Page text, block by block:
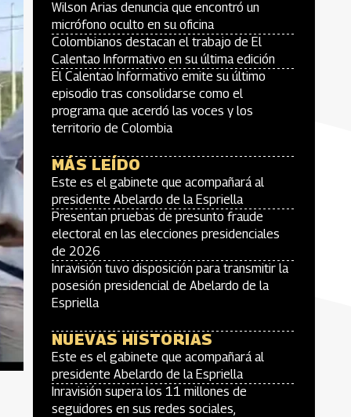
Wilson Arias denuncia que encontró un
micrófono oculto en su oficina
Colombianos destacan el trabajo de El
Calentao Informativo en su última edición
El Calentao Informativo emite su último
episodio tras consolidarse como el
programa que acerdó las voces y los
territorio de Colombia
MÁS LEÍDO
Este es el gabinete que acompañará al
presidente Abelardo de la Espriella
Presentan pruebas de presunto fraude
electoral en las elecciones presidenciales
de 2026
Inravisión tuvo disposición para transmitir la
posesión presidencial de Abelardo de la
Espriella
NUEVAS HISTORIAS
Este es el gabinete que acompañará al
presidente Abelardo de la Espriella
Inravisión supera los 11 millones de
seguidores en sus redes sociales,